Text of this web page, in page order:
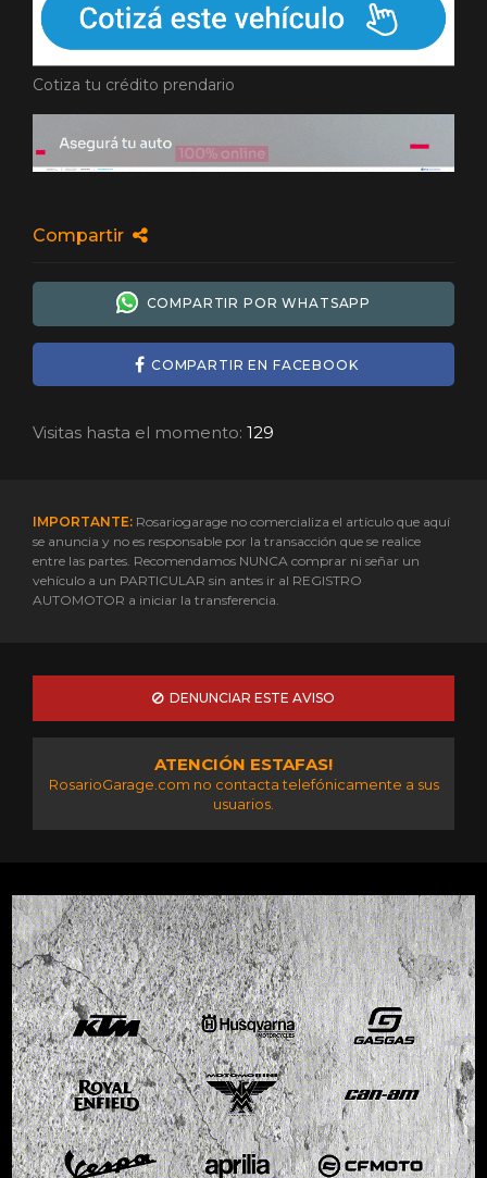
Cotiza tu crédito prendario
Compartir
COMPARTIR POR WHATSAPP
COMPARTIR EN FACEBOOK
Visitas hasta el momento: 129
IMPORTANTE: Rosariogarage no comercializa el artículo que aquí
se anuncia y no es responsable por la transacción que se realice
entre las partes. Recomendamos NUNCA comprar ni señar un
vehículo a un PARTICULAR sin antes ir al REGISTRO
AUTOMOTOR a iniciar la transferencia.
DENUNCIAR ESTE AVISO
ATENCIÓN ESTAFAS!
RosarioGarage.com no contacta telefónicamente a sus
usuarios.